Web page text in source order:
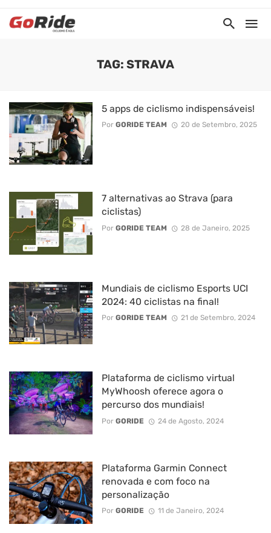
TAG: STRAVA
5 apps de ciclismo indispensáveis!
Por GORIDE TEAM 20 de Setembro, 2025
7 alternativas ao Strava (para
ciclistas)
Por GORIDE TEAM 28 de Janeiro, 2025
Mundiais de ciclismo Esports UCI
2024: 40 ciclistas na final!
Por GORIDE TEAM 21 de Setembro, 2024
Plataforma de ciclismo virtual
MyWhoosh oferece agora o
percurso dos mundiais!
Por GORIDE 24 de Agosto, 2024
Plataforma Garmin Connect
renovada e com foco na
personalização
Por GORIDE 11 de Janeiro, 2024